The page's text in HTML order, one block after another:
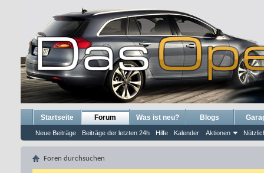
Startseite Forum
Neue Beiträge Beiträge der letzten 24h Hilfe Kalender Aktionen
Was ist neu? Blogs
Foren durchsuchen